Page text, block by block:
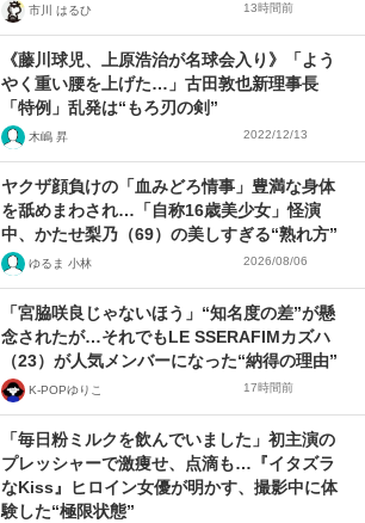
市川 はるひ 13時間前
《藤川球児、上原浩治が名球会入り》「よう
やく重い腰を上げた…」古田敦也新理事長
「特例」乱発は“もろ刃の剣”
木嶋 昇 2022/12/13
ヤクザ顔負けの「血みどろ情事」豊満な身体
を舐めまわされ…「自称16歳美少女」怪演
中、かたせ梨乃（69）の美しすぎる“熟れ方”
ゆるま 小林 2026/08/06
「宮脇咲良じゃないほう」“知名度の差”が懸
念されたが…それでもLE SSERAFIMカズハ
（23）が人気メンバーになった“納得の理由”
K-POPゆりこ 17時間前
「毎日粉ミルクを飲んでいました」初主演の
プレッシャーで激痩せ、点滴も…『イタズラ
なKiss』ヒロイン女優が明かす、撮影中に体
験した“極限状態”